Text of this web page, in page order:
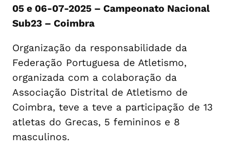
05 e 06-07-2025 – Campeonato Nacional
Sub23 – Coimbra
Organização da responsabilidade da
Federação Portuguesa de Atletismo,
organizada com a colaboração da
Associação Distrital de Atletismo de
Coimbra, teve a teve a participação de 13
atletas do Grecas, 5 femininos e 8
masculinos.